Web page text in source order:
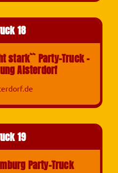
18
stark`` Party-Truck -
Alsterdorf
19
Party-Truck